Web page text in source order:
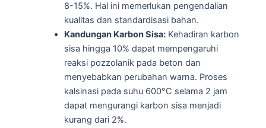
8-15%. Hal ini memerlukan pengendalian
kualitas dan standardisasi bahan.
Kandungan Karbon Sisa:Kehadiran karbon
sisa hingga 10% dapat mempengaruhi
reaksi pozzolanik pada beton dan
menyebabkan perubahan warna. Proses
kalsinasi pada suhu 600°C selama 2 jam
dapat mengurangi karbon sisa menjadi
kurang dari 2%.